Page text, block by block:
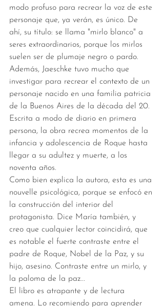
modo profuso para recrear la voz de este
personaje que, ya verán, es único. De
ahí, su título: se llama "mirlo blanco" a
seres extraordinarios, porque los mirlos
suelen ser de plumaje negro o pardo.
Además, Jaeschke tuvo mucho que
investigar para recrear el contexto de un
personaje nacido en una familia patricia
de la Buenos Aires de la década del 20.
Escrita a modo de diario en primera
persona, la obra recrea momentos de la
infancia y adolescencia de Roque hasta
llegar a su adultez y muerte, a los
noventa años.
Como bien explica la autora, esta es una
nouvelle psicológica, porque se enfocó en
la construcción del interior del
protagonista. Dice María también, y
creo que cualquier lector coincidirá, que
es notable el fuerte contraste entre el
padre de Roque, Nobel de la Paz, y su
hijo, asesino. Contraste entre un mirlo, y
la paloma de la paz...
El libro es atrapante y de lectura
amena. Lo recomiendo para aprender